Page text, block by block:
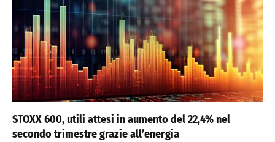
STOXX 600, utili attesi in aumento del 22,4% nel
secondo trimestre grazie all’energia